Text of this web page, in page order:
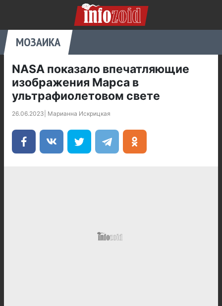
МОЗАИКА
NASA показало впечатляющие
изображения Марса в
ультрафиолетовом свете
26.06.2023 Марианна Искрицкая